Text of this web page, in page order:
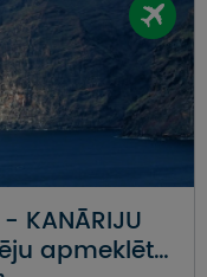
- KANĀRIJU
apmeklēt